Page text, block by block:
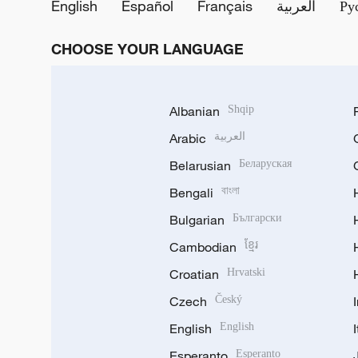
English Español Français العربية
CHOOSE YOUR LANGUAGE
Albanian Shqip
Arabic العربية
Belarusian Беларуская
Bengali বাংলা
Bulgarian Български
Cambodian ខ្មែរ
Croatian Hrvatski
Czech Český
English English
Esperanto